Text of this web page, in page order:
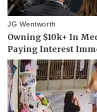
Thể thao
Thế giới thể thao
eSports
Hậu trường